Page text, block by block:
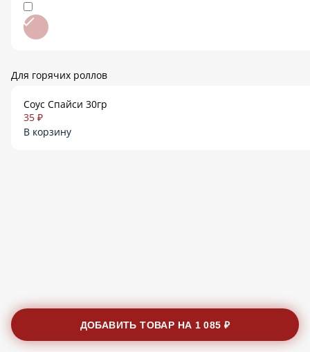
Для горячих роллов
Соус Спайси 30гр
35 ₽
В корзину
ДОБАВИТЬ ТОВАР НА 1 085 ₽